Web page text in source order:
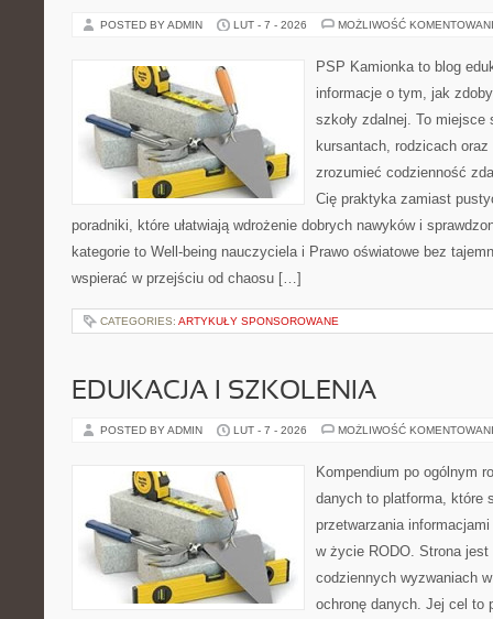
POSTED BY ADMIN LUT - 7 - 2026 MOŻLIWOŚĆ
PSP Kamionka to blog
informacje o tym, jak
szkoły zdalnej. To
kursantach, rodzicach
zrozumieć codzienność
Cię praktyka zamiast
poradniki, które ułatwiają wdrożenie dobrych nawyków i
kategorie to Well-being nauczyciela i Prawo oświatowe bez
wspierać w przejściu od chaosu […]
CATEGORIES: ARTYKUŁY SPONSOROWANE
EDUKACJA I SZKOLENIA
POSTED BY ADMIN LUT - 7 - 2026 MOŻLIWOŚĆ
Kompendium po ogólnym
danych to platforma, które
przetwarzania
w życie RODO. Strona
codziennych wyzwaniach
ochronę danych. Jej cel to